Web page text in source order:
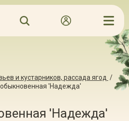
и кустарников, рассада ягод /
'Надежда'
'Надежда'